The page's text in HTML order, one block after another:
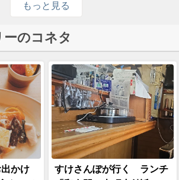
もっと見る
のコネタ
かけ
すけさんぽが行く ランチ